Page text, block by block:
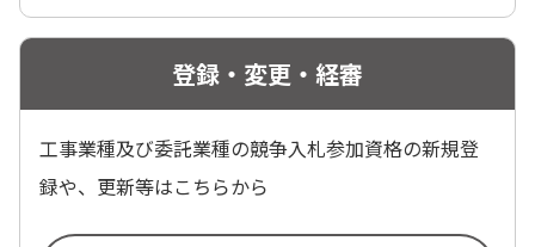
登録・変更・経審
工事業種及び委託業種の競争入札参加資格の新規登
録や、更新等はこちらから